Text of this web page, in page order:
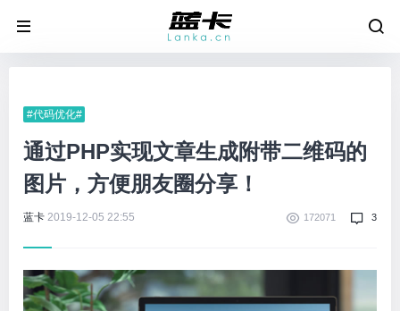
#代码优化#
通过PHP实现文章生成附带二维码的
图片，方便朋友圈分享！
蓝卡 2019-12-05 22:55 172071 3